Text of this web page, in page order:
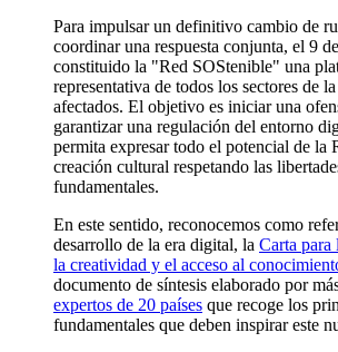
Para impulsar un definitivo cambio de
coordinar una respuesta conjunta, el 9
constituido la "Red SOStenible" una
representativa de todos los sectores de
afectados. El objetivo es iniciar una
garantizar una regulación del entorno
permita expresar todo el potencial de la
creación cultural respetando las
fundamentales.
En este sentido, reconocemos como
desarrollo de la era digital, la Carta para
la creatividad y el acceso al
documento de síntesis elaborado por
expertos de 20 países que recoge los
fundamentales que deben inspirar este